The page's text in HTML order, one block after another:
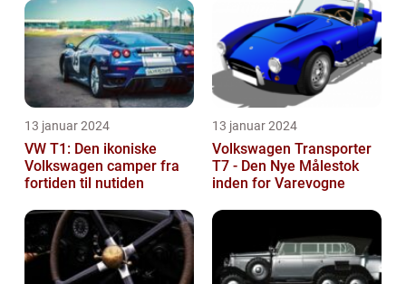
13 januar 2024
VW T1: Den ikoniske
Volkswagen camper fra
fortiden til nutiden
13 januar 2024
Volkswagen Transporter
T7 - Den Nye Målestok
inden for Varevogne